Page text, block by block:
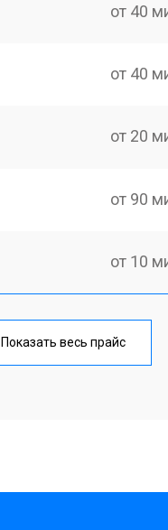
от 40
от 40
от 20
от 90
от 10
от 30
Показать весь прайс